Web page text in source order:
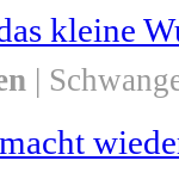
kleine
|